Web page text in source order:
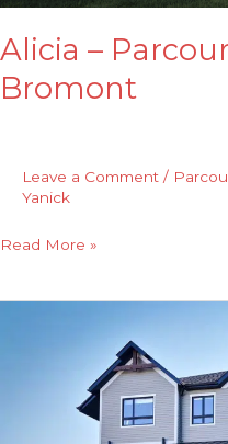
Alicia –
Bromont
Leave a Comment /
Yanick
Read More »